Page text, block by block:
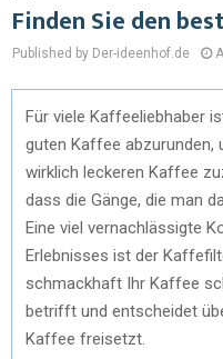
Finden Sie den
Published by Der-ideenhof.de
Für viele Kaffeeliebhaber
guten Kaffee abzurunden,
wirklich leckeren Kaffee
dass die Gänge, die man
Eine viel vernachlässigte
Erlebnisses ist der
schmackhaft Ihr Kaffee
betrifft und entscheidet
Kaffee freisetzt.